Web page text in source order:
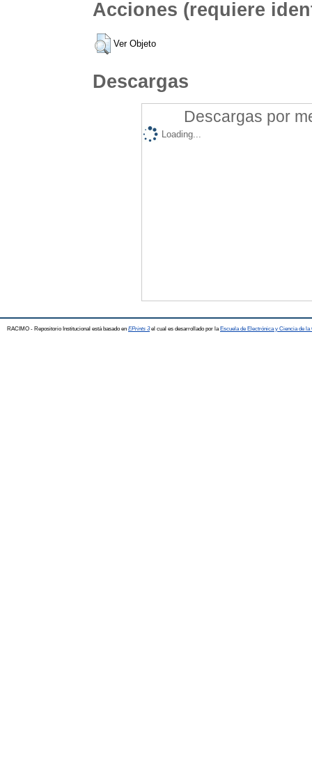
Acciones (requiere
Ver Objeto
Descargas
Descargas por
Loading...
RACIMO - Repositorio Institucional está basado en EPrints 3el cual es desarrollado por la Escuela de Electrónica y Ciencia de la